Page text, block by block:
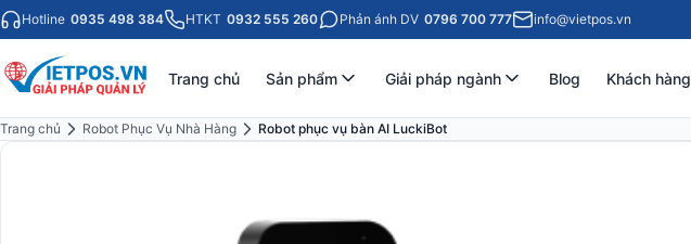
Hotline 0935 498 384 HTKT 0932 555 260 Phản ánh DV 0796 700 777 info@vietpos.vn
Trang chủ Sản phẩm Giải pháp ngành Blog Khách hàng
Trang chủ Robot Phục Vụ Nhà Hàng
Robot phục vụ bàn AI LuckiBot